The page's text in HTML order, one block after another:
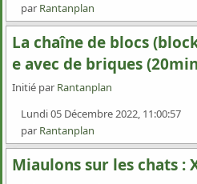
par Rantanplan
La chaîne de blocs
e avec de briques
Initié par Rantanplan
Lundi 05 Décembre 2022, 11:00:57
par Rantanplan
Miaulons sur les chats :